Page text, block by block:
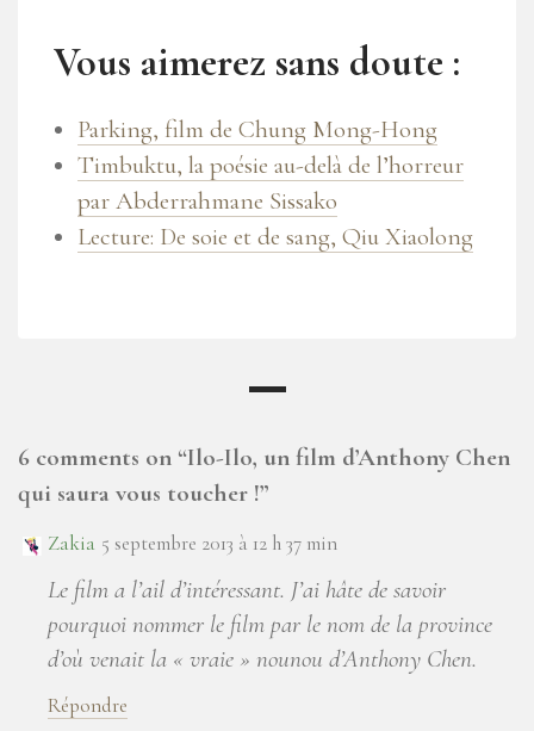
Vous aimerez sans doute :
Parking, film de Chung Mong-Hong
Timbuktu, la poésie au-delà de l’horreur
par Abderrahmane Sissako
Lecture: De soie et de sang, Qiu Xiaolong
6 comments on “Ilo-Ilo, un film d’Anthony Chen
qui saura vous toucher !”
Zakia 5 septembre 2013 à 12 h 37 min
Le film a l’ail d’intéressant. J’ai hâte de savoir
pourquoi nommer le film par le nom de la province
d’où venait la « vraie » nounou d’Anthony Chen.
Répondre